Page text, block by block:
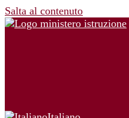
Salta al contenuto